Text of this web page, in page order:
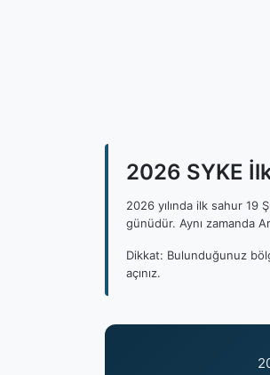
2026 SYKE
2026 yılında ilk sahur 19
günüdür. Aynı zamanda
Dikkat: Bulunduğunuz
açınız.